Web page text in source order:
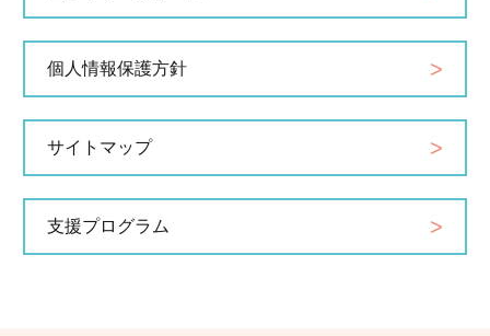
個人情報保護方針
サイトマップ
支援プログラム